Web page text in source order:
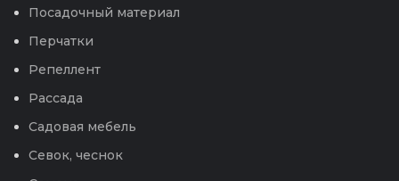
Посадочный материал
Перчатки
Репеллент
Рассада
Садовая мебель
Севок, чеснок